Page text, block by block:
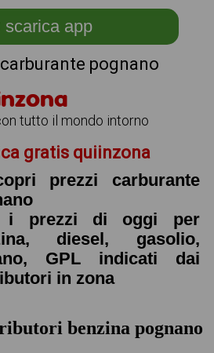
scarica app
pognano
tutto il mondo intorno
gratis quiinzona
prezzi carburante
i prezzi di oggi per
diesel, gasolio,
GPL indicati dai
in zona
benzina pognano